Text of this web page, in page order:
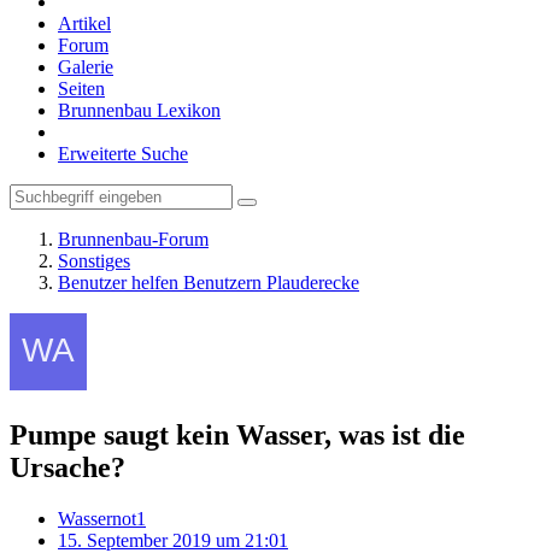
Artikel
Forum
Galerie
Seiten
Brunnenbau Lexikon
Erweiterte Suche
Brunnenbau-Forum
Sonstiges
Benutzer helfen Benutzern Plauderecke
Pumpe saugt kein Wasser, was ist die
Ursache?
Wassernot1
15. September 2019 um 21:01